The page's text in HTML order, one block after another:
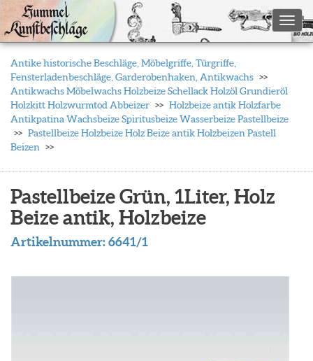
Antike historische Beschläge, Möbelgriffe, Türgriffe,
Fensterladenbeschläge, Garderobenhaken, Antikwachs
Antikwachs Möbelwachs Holzbeize Schellack Holzöl Grundieröl
Holzkitt Holzwurmtod Abbeizer
Holzbeize antik Holzfarbe
Antikpatina Wachsbeize Spiritusbeize Wasserbeize Pastellbeize
Pastellbeize Holzbeize Holz Beize antik Holzbeizen Pastell
Beizen
Pastellbeize Grün, 1Liter, Holz
Beize antik, Holzbeize
Artikelnummer:6641/1